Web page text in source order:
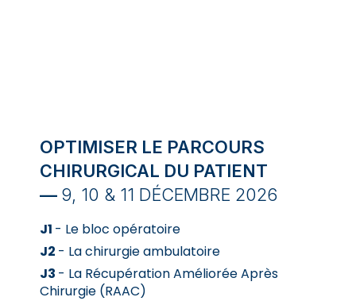
OPTIMISER LE PARCOURS
CHIRURGICAL DU PATIENT
— 9, 10 & 11 DÉCEMBRE 2026
J1 - Le bloc opératoire
J2 - La chirurgie ambulatoire
J3 - La Récupération Améliorée Après
Chirurgie (RAAC)